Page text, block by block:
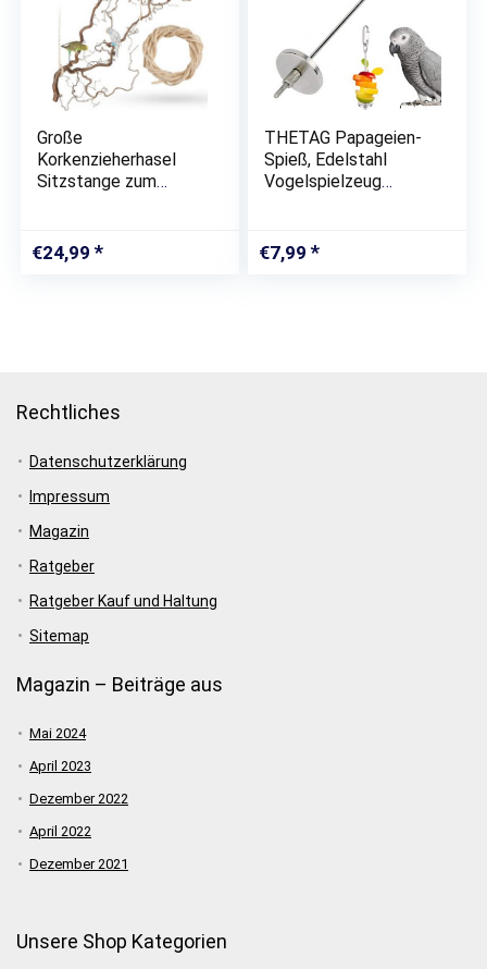
Große
Korkenzieherhasel
Sitzstange zum
Zweigen | Der wohl
Beste
€24,99
THETAG Papageien-
Spieß, Edelstahl
Vogelspielzeug
Aufsteckspindel
Nahrungsmittelfleisch
€7,99
Rechtliches
Datenschutzerklärung
Impressum
Magazin
Ratgeber
Ratgeber Kauf und Haltung
Sitemap
Magazin – Beiträge aus
Mai 2024
April 2023
Dezember 2022
April 2022
Dezember 2021
Unsere Shop Kategorien